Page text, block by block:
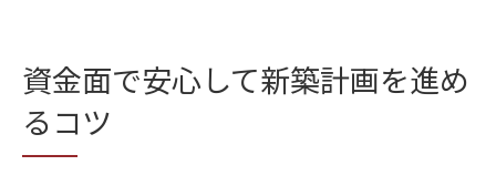
資金面で安心して新築計画を進め
るコツ